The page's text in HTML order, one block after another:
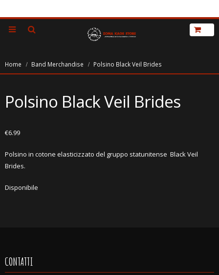
Home Band Merchandise Polsino Black Veil Brides
Polsino Black Veil Brides
€6.99
Polsino in cotone elasticizzato del gruppo statunitense Black Veil
Brides.
Disponibile
CONTATTI